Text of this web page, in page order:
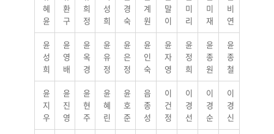
혜
윤
환
구
희
정
성
희
경
숙
계
원
말
이
미
리
미
재
비
연
윤
성
희
윤
영
배
윤
옥
경
윤
유
정
윤
은
정
윤
인
숙
윤
자
영
윤
정
희
윤
종
원
윤
종
철
윤
지
우
윤
진
영
윤
현
주
윤
혜
린
윤
호
준
음
종
성
이
건
정
이
경
선
이
경
순
이
경
신